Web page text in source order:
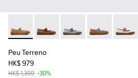
Peu Terreno - K201825-003 - 女
Peu Terreno - K201825-
Peu Terreno -Peu Terreno
Peu
Peu Terreno
HK$ 979
HK$ 1,399 -30%